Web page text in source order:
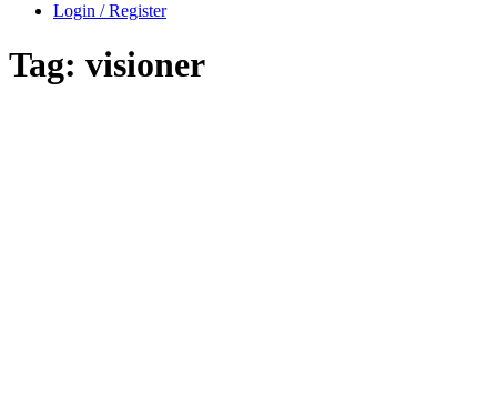
Login / Register
Tag: visioner